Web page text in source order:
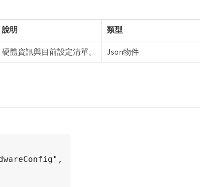
說明 類型
硬體資訊與目前設定清單。 Json物件